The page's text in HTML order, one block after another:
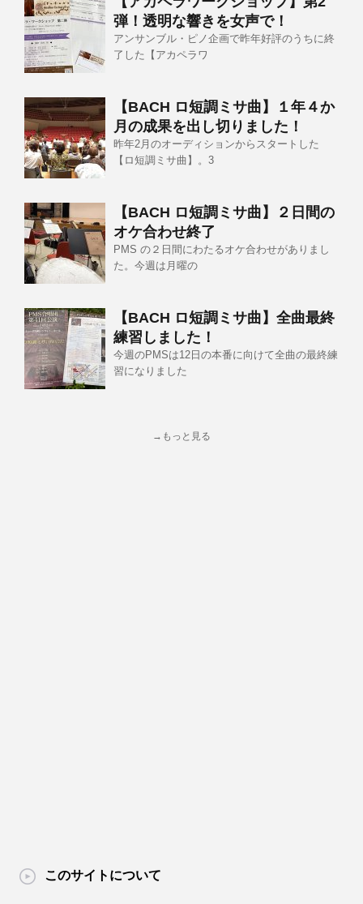
弾！透明な響きを女声で！
アンサンブル・ピノ企画で昨年好評のうちに終
了した【アカペラワ
【BACH ロ短調ミサ曲】１年４か
月の成果を出し切りました！
昨年2月のオーディションからスタートした
【ロ短調ミサ曲】。3
【BACH ロ短調ミサ曲】２日間の
オケ合わせ終了
PMS の２日間にわたるオケ合わせがありまし
た。今週は月曜の
【BACH ロ短調ミサ曲】全曲最終
練習しました！
今週のPMSは12日の本番に向けて全曲の最終練
習になりました
→もっと見る
このサイトについて